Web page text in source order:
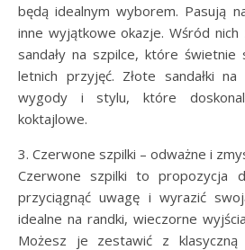
będą idealnym wyborem. Pasują
inne wyjątkowe okazje. Wśród nich
sandały na szpilce, które świetnie
letnich przyjęć. Złote sandałki
wygody i stylu, które
koktajlowe.
3. Czerwone szpilki – odważne i
Czerwone szpilki to propozycja
przyciągnąć uwagę i wyrazić
idealne na randki, wieczorne
Możesz je zestawić z klasyczną